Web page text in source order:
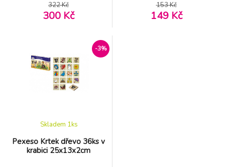
322 Kč
300 Kč
153 Kč
149 Kč
-3%
Pexeso Krtek dřevo 36ks v
krabici 25x13x2cm
Skladem 1ks